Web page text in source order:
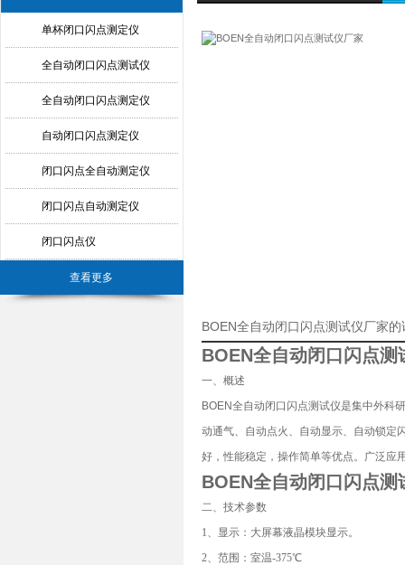
单杯闭口闪点测定仪
全自动闭口闪点测试仪
全自动闭口闪点测定仪
自动闭口闪点测定仪
闭口闪点全自动测定仪
闭口闪点自动测定仪
闭口闪点仪
查看更多
BOEN全自动闭口闪点测试仪厂家
BOEN全自动闭口闪点测
一、概述
BOEN全自动闭口闪点测试仪是集中外科
动通气、自动点火、自动显示、自动锁定
好，性能稳定，操作简单等优点。广泛应
BOEN全自动闭口闪点测
二、技术参数
1、显示：大屏幕液晶模块显示。
2、范围：室温-375℃